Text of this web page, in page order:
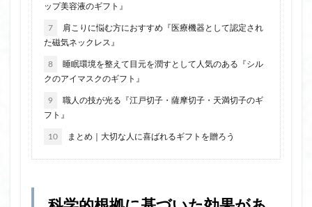
ップ美容液のギフト』
7
肩こりに悩む方におすすめ『医療機器として認定され
た磁気ネックレス』
8
睡眠環境を整えて目元を潤すとして人気のある『シル
クのアイマスクのギフト』
9
職人の技が光る『江戸切子・薩摩切子・天満切子のギ
フト』
10 まとめ｜大切な人に喜ばれるギフトを贈ろう